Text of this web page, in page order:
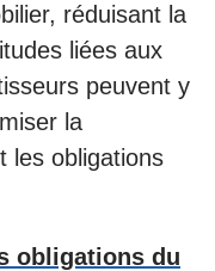
réduisant la
liées aux
peuvent y
la
les obligations
obligations du